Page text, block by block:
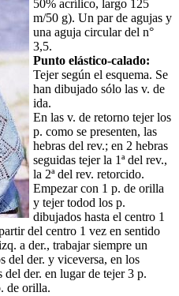
50% acrílico, largo 125
m/50 g). Un par de agujas y
una aguja circular del n°
3,5.
Punto elástico-calado:
Tejer según el esquema. Se
han dibujado sólo las v. de
ida.
En las v. de retorno tejer los
p. como se presenten, las
hebras del rev.; en 2 hebras
seguidas tejer la 1ª del rev.,
la 2ª del rev. retorcido.
Empezar con 1 p. de orilla
y tejer todod los p.
dibujados hasta el centro 1
del centro 1 vez en sentido
a der., trabajar siempre un
del der. y viceversa, en los
der. en lugar de tejer 3 p.
de orilla.